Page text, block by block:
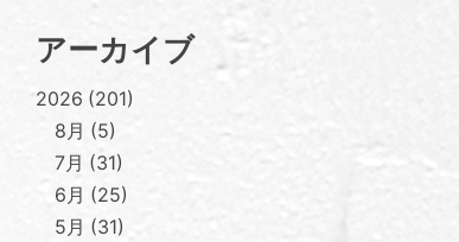
アーカイブ
2026 201
8月
5
7月
31
6月
25
5月
31